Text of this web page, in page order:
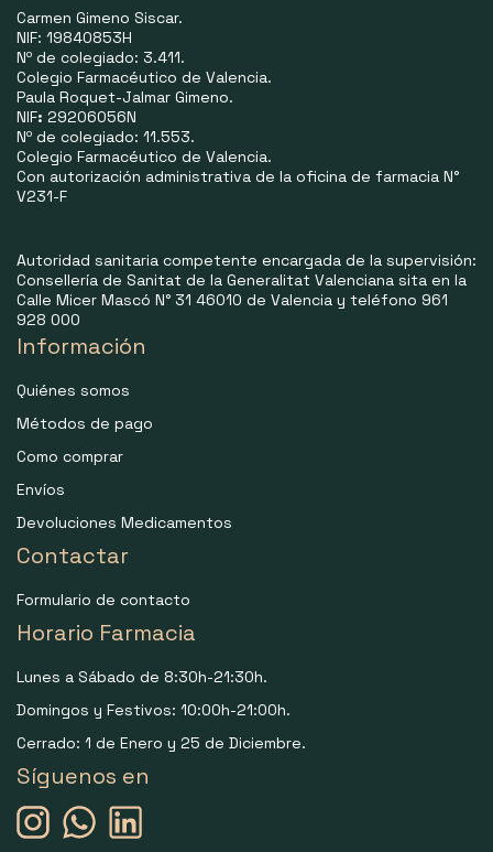
Carmen Gimeno Siscar.
NIF: 19840853H
Nº de colegiado: 3.411.
Colegio Farmacéutico de Valencia.
Paula Roquet-Jalmar Gimeno.
NIF: 29206056N
Nº de colegiado: 11.553.
Colegio Farmacéutico de Valencia.
Con autorización administrativa de la oficina de farmacia N°
V231-F
Autoridad sanitaria competente encargada de la supervisión:
Consellería de Sanitat de la Generalitat Valenciana sita en la
Calle Micer Mascó N° 31 46010 de Valencia y teléfono 961
928 000
Información
Quiénes somos
Métodos de pago
Como comprar
Envíos
Devoluciones Medicamentos
Contactar
Formulario de contacto
Horario Farmacia
Lunes a Sábado de 8:30h-21:30h.
Domingos y Festivos: 10:00h-21:00h.
Cerrado: 1 de Enero y 25 de Diciembre.
Síguenos en